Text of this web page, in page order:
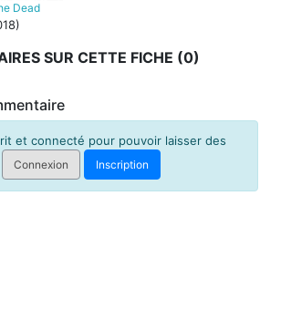
Dead
SUR CETTE FICHE (0)
et connecté pour pouvoir laisser des
Connexion Inscription